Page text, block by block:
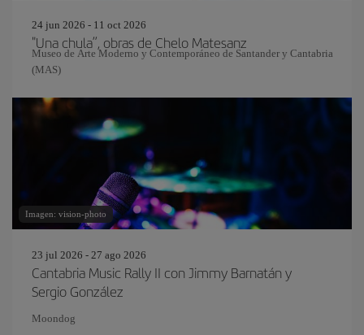
24 jun 2026 - 11 oct 2026
"Una chula”, obras de Chelo Matesanz
Museo de Arte Moderno y Contemporáneo de Santander y Cantabria
(MAS)
Imagen: vision-photo
23 jul 2026 - 27 ago 2026
Cantabria Music Rally II con Jimmy Barnatán y
Sergio González
Moondog